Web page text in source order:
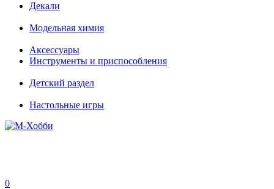
Декали
Модельная химия
Аксессуары
Инструменты и приспособления
Детский раздел
Настольные игры
0